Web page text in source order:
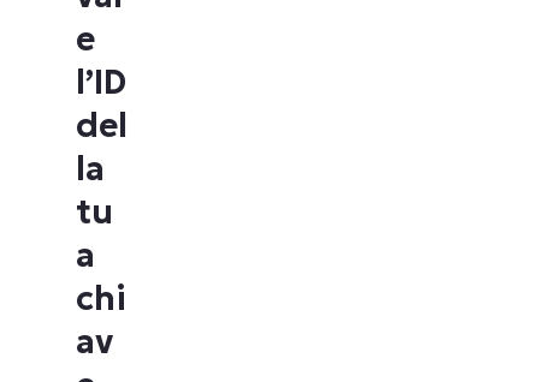
e
l’ID
del
la
tu
a
chi
av